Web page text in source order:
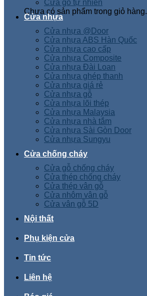
Chưa có sản phẩm trong giỏ hàng.
Cửa gỗ tự nhiên
Cửa nhựa
Cửa nhựa @Door
Cửa nhựa ABS Hàn Quốc
Cửa nhựa cao cấp
Cửa nhựa Composite
Cửa nhựa Đài Loan
Cửa nhựa ghép thanh
Cửa nhựa giá rẻ
Cửa nhựa gỗ
Cửa nhựa lõi thép
Cửa nhựa Malaysia
Cửa nhựa nhà tắm
Cửa nhựa Sài Gòn Door
Cửa nhựa Sungyu
Cửa chống cháy
Cửa gỗ chống cháy
Cửa thép chống cháy
Cửa thép vân gỗ
Cửa nhôm vân gỗ
Cửa vân gỗ 5D
Nội thất
Phụ kiện cửa
Tin tức
Liên hệ